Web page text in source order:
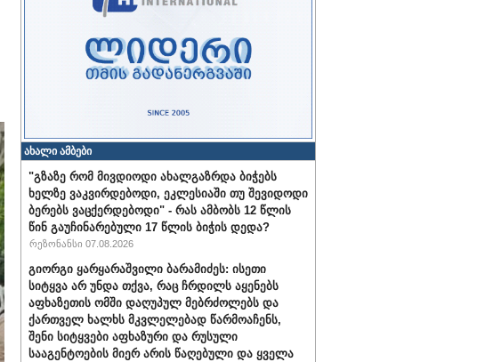
ახალი ამბები
"გზაზე რომ მივდიოდი ახალგაზრდა ბიჭებს
ხელზე ვაკვირდებოდი, ეკლესიაში თუ შევიდოდი
ბერებს ვაცქერდებოდი" - რას ამბობს 12 წლის
წინ გაუჩინარებული 17 წლის ბიჭის დედა?
რეზონანსი 07.08.2026
გიორგი ყარყარაშვილი ბარამიძეს: ისეთი
სიტყვა არ უნდა თქვა, რაც ჩრდილს აყენებს
აფხაზეთის ომში დაღუპულ მებრძოლებს და
ქართველ ხალხს მკვლელებად წარმოაჩენს,
შენი სიტყვები აფხაზური და რუსული
სააგენტოების მიერ არის წაღებული და ყველა